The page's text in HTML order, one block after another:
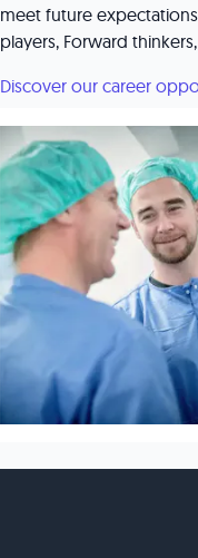
meet future
players, Forward
Discover our career